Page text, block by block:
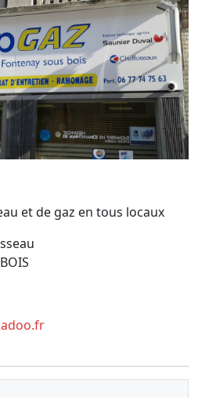
et de gaz en tous locaux